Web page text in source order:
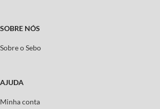
SOBRE NÓS
Sobre o Sebo
AJUDA
Minha conta